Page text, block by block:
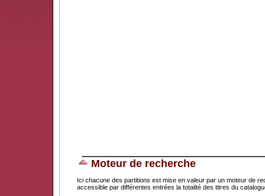
Moteur de recherche
Ici chacune des partitions est mise en valeur par un moteur de
accessible par différentes entrées la totalité des titres du